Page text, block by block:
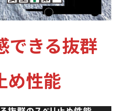
できる抜群
め性能